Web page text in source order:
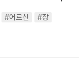
#어르신
#장